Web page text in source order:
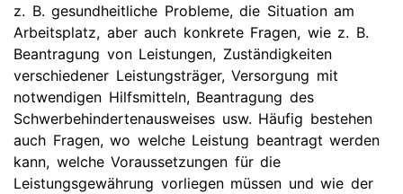
z. B. gesundheitliche Probleme, die Situation am
Arbeitsplatz, aber auch konkrete Fragen, wie z. B.
Beantragung von Leistungen, Zuständigkeiten
verschiedener Leistungsträger, Versorgung mit
notwendigen Hilfsmitteln, Beantragung des
Schwerbehindertenausweises usw. Häufig bestehen
auch Fragen, wo welche Leistung beantragt werden
kann, welche Voraussetzungen für die
Leistungsgewährung vorliegen müssen und wie der